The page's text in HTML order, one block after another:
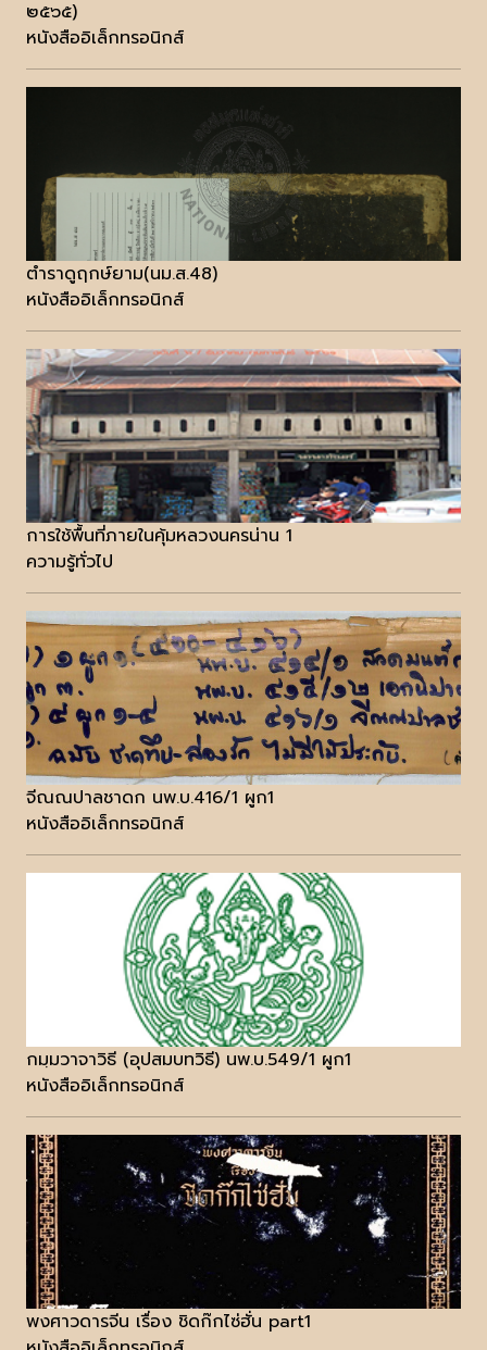
๒๕๖๕)
หนังสืออิเล็กทรอนิกส์
ตำราดูฤกษ์ยาม(นม.ส.48)
หนังสืออิเล็กทรอนิกส์
การใช้พื้นที่ภายในคุ้มหลวงนครน่าน 1
ความรู้ทั่วไป
จีณณปาลชาดก นพ.บ.416/1 ผูก1
หนังสืออิเล็กทรอนิกส์
กมฺมวาจาวิธี (อุปสมบทวิธี) นพ.บ.549/1 ผูก1
หนังสืออิเล็กทรอนิกส์
พงศาวดารจีน เรื่อง ชิดก๊กไซ่ฮั่น part1